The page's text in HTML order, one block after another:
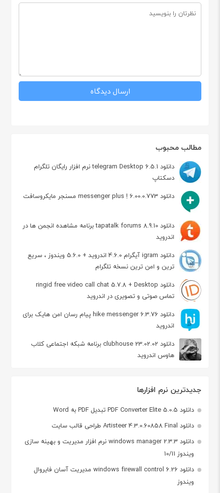
مطالب محبوب
دانلود telegram Desktop 6.5.1 نرم افزار رایگان تلگرام
دسکتاپ
دانلود messenger plus ! 6.00.0.773 مسنجر مایکروسافت
دانلود tapatalk forums 8.9.10 برنامه مشاهده انجمن ها در
اندروید
دانلود igram آیگرام 4.6.0 اندروید + 5.6.0 ویندوز ، سریع
ترین و امن ترین نسخه تلگرام
دانلود ringid free video call chat 5.7.8 + Desktop
تماس صوتی و تصویری در اندروید
دانلود hike messenger 6.3.76 پیام‌ رسان‌ امن هایک برای
اندروید
دانلود clubhouse 23.02.02 برنامه شبکه اجتماعی کلاب
هاوس اندروید
جدیدترین نرم افزارها
دانلود PDF Converter Elite 5.0.5 تبدیل PDF به Word
دانلود Artisteer 4.3.0.60858 Final طراحی قالب سایت
دانلود windows manager 2.3.3 نرم افزار مدیریت و بهینه سازی
ویندوز 10/11
دانلود windows firewall control 6.26 مدیریت آسان فایروال
ویندوز